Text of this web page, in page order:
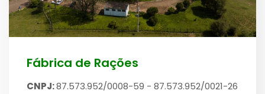
Fábrica de Rações
CNPJ:87.573.952/0008-59 - 87.573.952/0021-26